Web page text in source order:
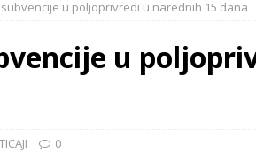
DANA DO POLJOPRIVREDNOG SAJMA
OSTALO
SPORAZUM O SARADNJI NOVOSADSKOG
ZA PRIVREDU I TURIZAM
OSTALO
u poljoprivredi u narednih 15 dana
u
0